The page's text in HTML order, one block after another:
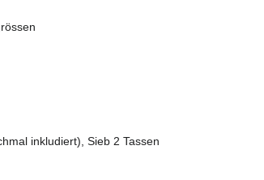
inkludiert), Sieb 2 Tassen